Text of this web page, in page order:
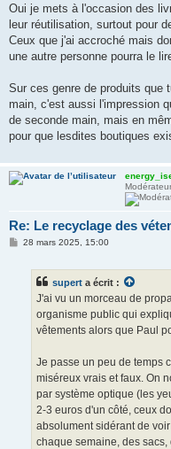
Oui je mets à l'occasion des
leur réutilisation, surtout pour
Ceux que j'ai accroché mais
une autre personne pourra le
Sur ces genre de produits que
main, c'est aussi l'impression
de seconde main, mais en
pour que lesdites boutiques
Modérateur
Re: Le recyclage des
M28 mars 2025, 15:00
supert a écrit :
J'ai vu un morceau de
organisme public qui
vêtements alors que Paul
Je passe un peu de temps
miséreux vrais et faux. On
par système optique (les
2-3 euros d'un côté, ceux
absolument sidérant de
chaque semaine, des